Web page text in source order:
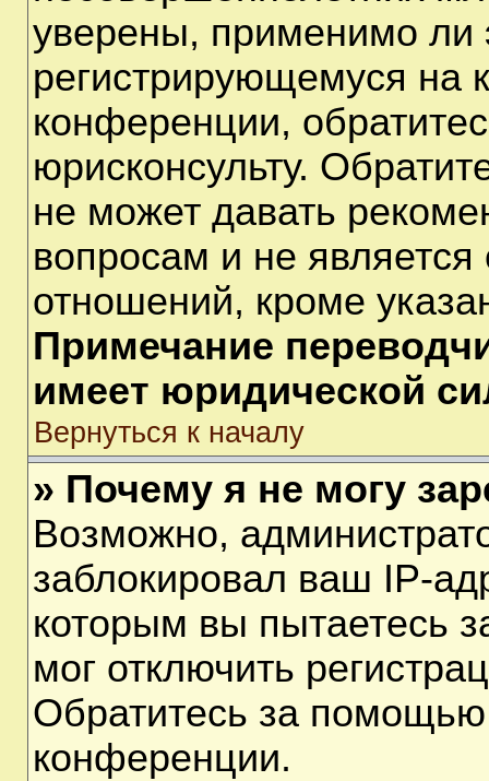
уверены, применимо ли
регистрирующемуся на
конференции,
юрисконсульту.
не может давать
вопросам и не
отношений, кроме
Примечание
имеет юридической
Вернуться к началу
» Почему я не могу
Возможно,
заблокировал ваш IP-
которым вы пытаетесь
мог отключить
Обратитесь за помощью
конференции.